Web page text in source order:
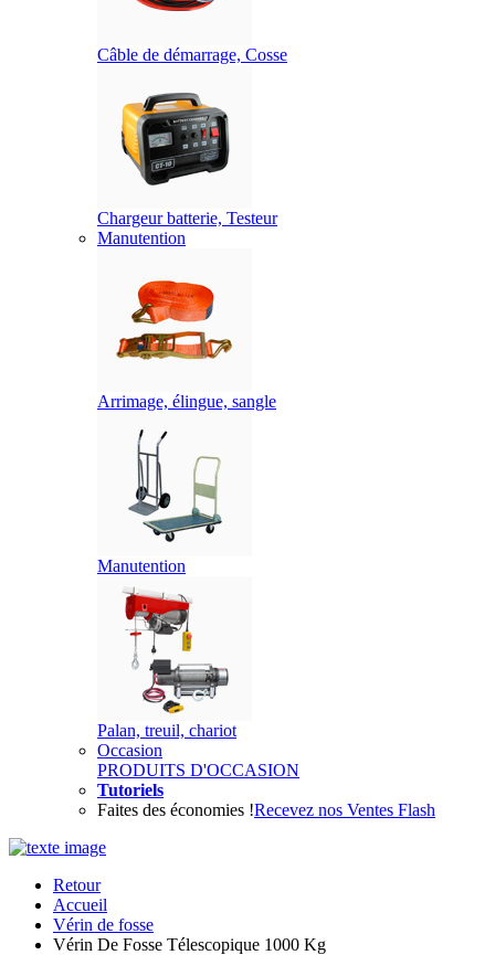
Câble de démarrage, Cosse
Chargeur batterie, Testeur
Manutention
Arrimage, élingue, sangle
Manutention
Palan, treuil, chariot
Occasion
PRODUITS D'OCCASION
Tutoriels
Faites des économies !Recevez nos Ventes Flash
Retour
Accueil
Vérin de fosse
Vérin De Fosse Télescopique 1000 Kg